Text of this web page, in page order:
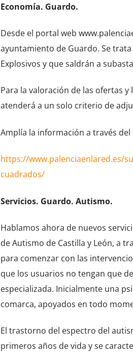
Economía. Guardo.
Desde el portal web
ayuntamiento de Guardo. Se
Explosivos y que saldrán a
Para la valoración de las ofertas
atenderá a un solo criterio de
Amplía la información a través del
https://www.palenciaenlared.es/
cuadrados/
Servicios. Guardo. Autismo.
Hablamos ahora de nuevos
de Autismo de Castilla y León, a
para comenzar con las
que los usuarios no tengan que
especializada. Inicialmente una
comarca, apoyados en todo
El trastorno del espectro del
primeros años de vida y se